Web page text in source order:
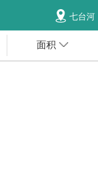
七台河
面积